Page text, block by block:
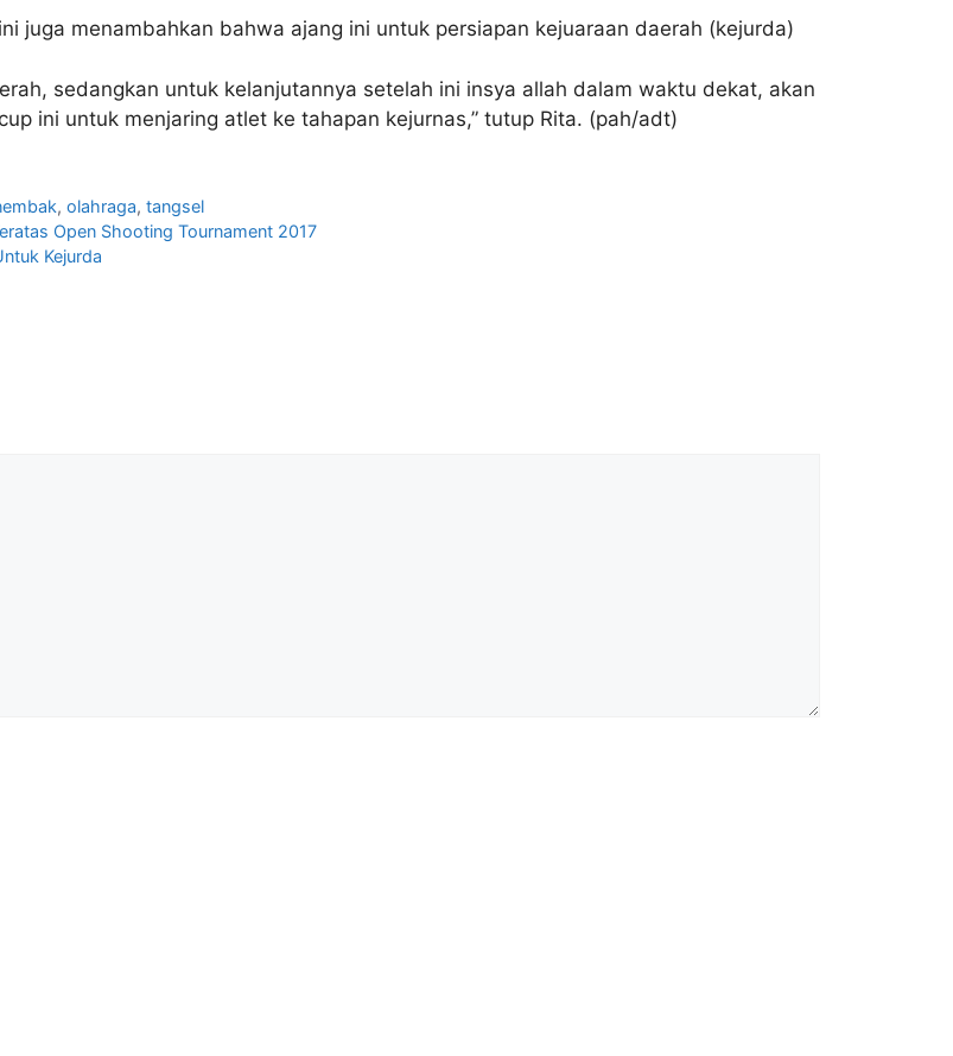
juga menambahkan bahwa ajang ini untuk persiapan kejuaraan daerah (kejurda)
sedangkan untuk kelanjutannya setelah ini insya allah dalam waktu dekat, akan
ini untuk menjaring atlet ke tahapan kejurnas,” tutup Rita. (pah/adt)
,olahraga,tangsel
Open Shooting Tournament 2017
Kejurda